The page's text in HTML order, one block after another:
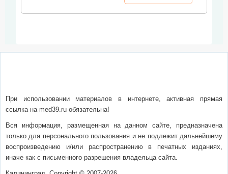
При использовании материалов в интернете, активная прямая
ссылка на med39.ru обязательна!
Вся информация, размещенная на данном сайте, предназначена
только для персонального пользования и не подлежит дальнейшему
воспроизведению и/или распространению в печатных изданиях,
иначе как с письменного разрешения владельца сайта.